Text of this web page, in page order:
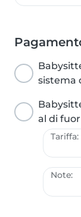
sistema
al di
Tariffa:
Note: